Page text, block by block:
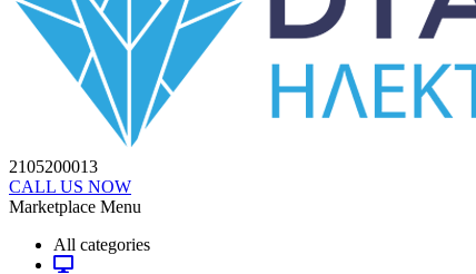
2105200013
CALL US NOW
Marketplace Menu
All categories